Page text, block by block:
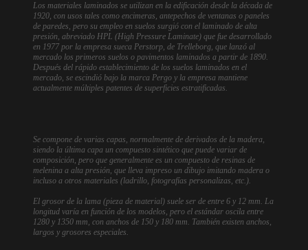
Los materiales laminados se utilizan en la edificación desde la década de
1920, con usos tales como encimeras, antepechos de ventanas o paneles
de paredes, pero su empleo en suelos surgió con el laminado de alta
presión, abreviado HPL (High Pressure Laminate) que fue desarrollado
en 1977 por la empresa sueca Perstorp, de Trelleborg, que lanzó al
mercado los primeros suelos o pavimentos laminados a partir de 1890.
Después del rápido establecimiento de los suelos laminados en el
mercado, se escindió bajo la marca Pergo y la empresa mantiene
actualmente múltiples patentes de superficies estratificadas.
Se compone de varias capas, normalmente de derivados de la madera,
siendo la última capa un compuesto sintético que puede variar de
composición, pero que generalmente es un compuesto de resinas de
melenina a alta presión, que lleva impreso un dibujo imitando madera o
incluso a otros materiales (ladrillo, fotografías personalizas, etc.).
El grosor de la lama (pieza de material) suele ser de entre 6 y 12 mm. La
longitud varía en función de los modelos, pero el estándar oscila entre
1280 y 1350 mm, con anchos de 150 y 180 mm. También existen anchos,
largos y grosores especiales.